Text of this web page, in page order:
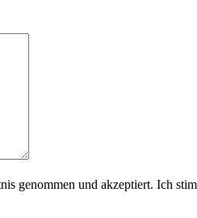
genommen und akzeptiert. Ich